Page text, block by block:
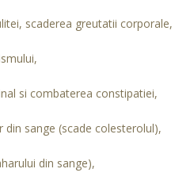
scaderea greutatii corporale,
si combaterea constipatiei,
sange (scade colesterolul),
din sange),